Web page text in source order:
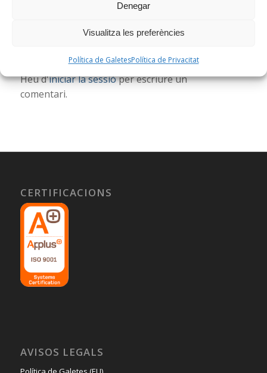
Denegar
Visualitza les preferències
Política de GaletesPolítica de Privacitat
No dubtis a contribuir!
Heu d'iniciar la sessióper escriure un
comentari.
CERTIFICACIONS
AVISOS LEGALS